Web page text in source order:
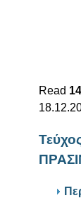
Read